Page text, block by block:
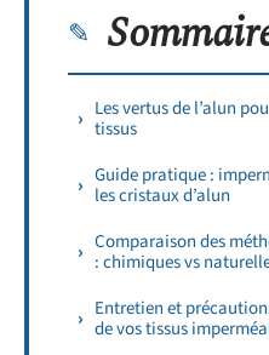
Les vertus de l’alun
tissus
Guide pratique :
les cristaux d’alun
Comparaison des
: chimiques vs
Entretien et
de vos tissus